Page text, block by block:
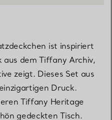
ist inspiriert
dem Tiffany Archiv,
zeigt. Dieses Set aus
Druck.
Tiffany Heritage
gedeckten Tisch.